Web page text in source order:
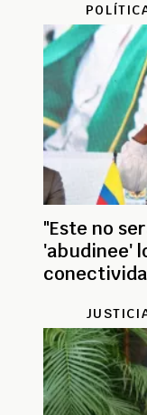
"Este no
'abudinee'